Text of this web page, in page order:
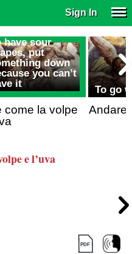
Sign In
have sour
put
down
you can’t
it
come la volpe
To go
Andare
e l’uva